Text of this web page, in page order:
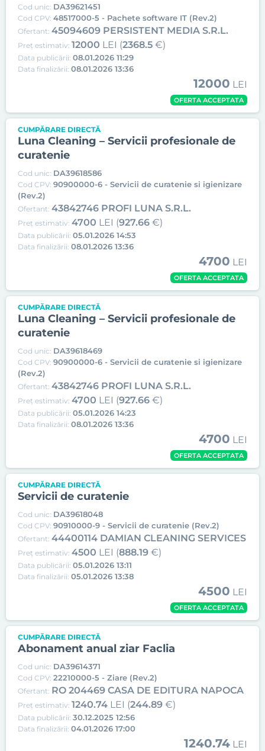
Cod unic: DA39621451
Cod CPV: 48517000-5 - Pachete software IT (Rev.2)
Ofertant: 45094609 PERSISTENT MEDIA S.R.L.
Preț estimativ: 12000 LEI (2368.5 €)
Data publicării: 08.01.2026 11:29
Data finalizării: 08.01.2026 13:36
12000 LEI
OFERTA ACCEPTATA
CUMPĂRARE DIRECTĂ
Luna Cleaning – Servicii profesionale de
curatenie
Cod unic: DA39618586
Cod CPV: 90900000-6 - Servicii de curatenie si igienizare
(Rev.2)
Ofertant: 43842746 PROFI LUNA S.R.L.
Preț estimativ: 4700 LEI (927.66 €)
Data publicării: 05.01.2026 14:53
Data finalizării: 08.01.2026 13:36
4700 LEI
OFERTA ACCEPTATA
CUMPĂRARE DIRECTĂ
Luna Cleaning – Servicii profesionale de
curatenie
Cod unic: DA39618469
Cod CPV: 90900000-6 - Servicii de curatenie si igienizare
(Rev.2)
Ofertant: 43842746 PROFI LUNA S.R.L.
Preț estimativ: 4700 LEI (927.66 €)
Data publicării: 05.01.2026 14:23
Data finalizării: 08.01.2026 13:36
4700 LEI
OFERTA ACCEPTATA
CUMPĂRARE DIRECTĂ
Servicii de curatenie
Cod unic: DA39618048
Cod CPV: 90910000-9 - Servicii de curatenie (Rev.2)
Ofertant: 44400114 DAMIAN CLEANING SERVICES
Preț estimativ: 4500 LEI (888.19 €)
Data publicării: 05.01.2026 13:11
Data finalizării: 05.01.2026 13:38
4500 LEI
OFERTA ACCEPTATA
CUMPĂRARE DIRECTĂ
Abonament anual ziar Faclia
Cod unic: DA39614371
Cod CPV: 22210000-5 - Ziare (Rev.2)
Ofertant: RO 204469 CASA DE EDITURA NAPOCA
Preț estimativ: 1240.74 LEI (244.89 €)
Data publicării: 30.12.2025 12:56
Data finalizării: 04.01.2026 17:00
1240.74 LEI